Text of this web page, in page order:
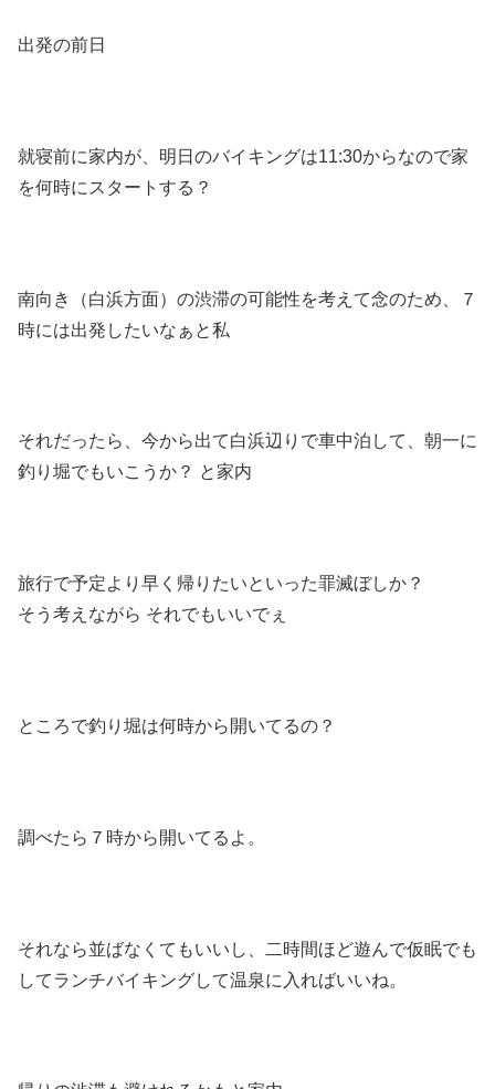
出発の前日
就寝前に家内が、明日のバイキングは11:30からなので家
を何時にスタートする？
南向き（白浜方面）の渋滞の可能性を考えて念のため、７
時には出発したいなぁと私
それだったら、今から出て白浜辺りで車中泊して、朝一に
釣り堀でもいこうか？ と家内
旅行で予定より早く帰りたいといった罪滅ぼしか？
そう考えながら それでもいいでぇ
ところで釣り堀は何時から開いてるの？
調べたら７時から開いてるよ。
それなら並ばなくてもいいし、二時間ほど遊んで仮眠でも
してランチバイキングして温泉に入ればいいね。